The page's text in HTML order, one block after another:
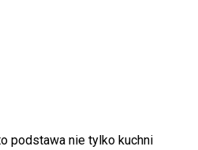
podstawa nie tylko kuchni